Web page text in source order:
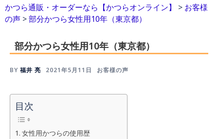
かつら通販・オーダーなら【かつらオンライン】 > お客様
の声 >部分かつら女性用10年（東京都）
部分かつら女性用10年（東京都）
BY 福井 亮 2021年5月11日 お客様の声
目次
女性用かつらの使用歴